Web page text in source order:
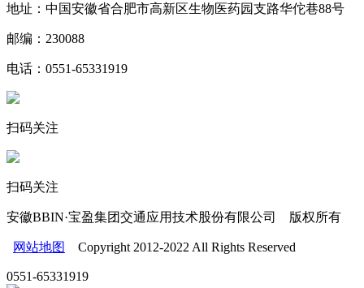
地址：中国安徽省合肥市高新区生物医药园支路华佗巷88号
邮编：230088
电话：0551-65331919
扫码关注
扫码关注
安徽BBIN·宝盈集团交通应用技术股份有限公司 版权所有
网站地图 Copyright 2012-2022 All Rights Reserved
0551-65331919